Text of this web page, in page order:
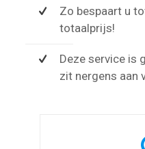
Zo bespaart u
totaalprijs!
Deze service is
zit nergens aan